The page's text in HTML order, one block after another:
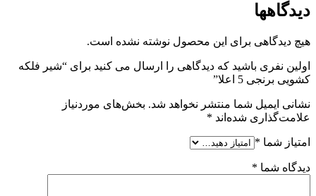
دیدگاهها
هیچ دیدگاهی برای این محصول نوشته نشده است.
اولین نفری باشید که دیدگاهی را ارسال می کنید برای “شیر فلکه
کشویی برنجی 5 اعلا”
نشانی ایمیل شما منتشر نخواهد شد. بخش‌های موردنیاز
علامت‌گذاری شده‌اند *
امتیاز شما *
دیدگاه شما *